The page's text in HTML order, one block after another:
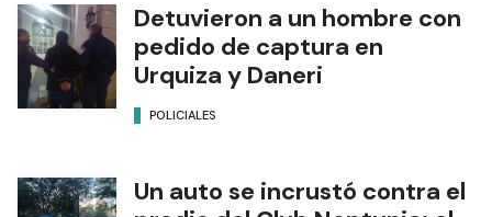
Detuvieron a un hombre con
pedido de captura en
Urquiza y Daneri
POLICIALES
Un auto se incrustó contra el